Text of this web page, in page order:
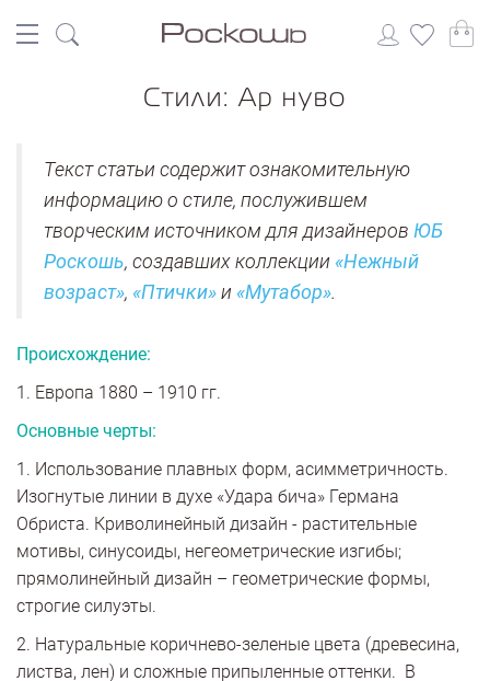
Стили: Ар нуво
Текст статьи содержит ознакомительную
информацию о стиле, послужившем
творческим источником для дизайнеров ЮБ
Роскошь, создавших коллекции «Нежный
возраст», «Птички» и «Мутабор».
Происхождение:
1. Европа 1880 – 1910 гг.
Основные черты:
1. Использование плавных форм, асимметричность.
Изогнутые линии в духе «Удара бича» Германа
Обриста. Криволинейный дизайн - растительные
мотивы, синусоиды, негеометрические изгибы;
прямолинейный дизайн – геометрические формы,
строгие силуэты.
2. Натуральные коричнево-зеленые цвета (древесина,
листва, лен) и сложные припыленные оттенки. В